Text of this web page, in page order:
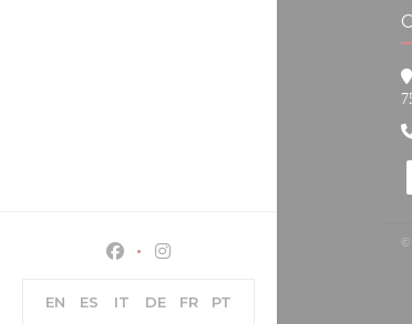
Facebook ((открывается в новом окне))
Instagram ((открывается в новом
EN ES IT DE FR PT
©